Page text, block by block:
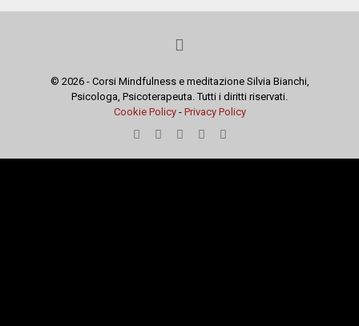
© 2026 - Corsi Mindfulness e meditazione Silvia Bianchi,
Psicologa, Psicoterapeuta. Tutti i diritti riservati.
Cookie Policy- Privacy Policy